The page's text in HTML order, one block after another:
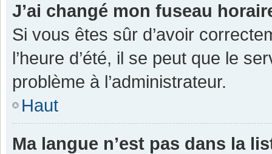
J’ai changé mon fuseau
Si vous êtes sûr d’avoir
l’heure d’été, il se peut que le
problème à l’administrateur.
Haut
Ma langue n’est pas dans la